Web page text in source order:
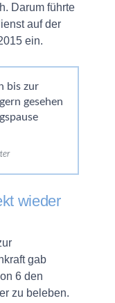
Darum führte
auf der
ein.
bis zur
gesehen
wieder
gab
6 den
zu beleben.